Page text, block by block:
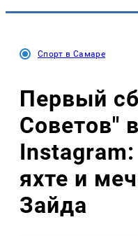
Спорт в Самаре
Первый
Советов"
Instagram:
яхте и
Зайда